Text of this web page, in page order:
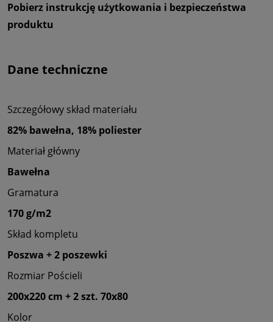
Pobierz instrukcję użytkowania i bezpieczeństwa
produktu
Dane techniczne
Szczegółowy skład materiału
82% bawełna, 18% poliester
Materiał główny
Bawełna
Gramatura
170 g/m2
Skład kompletu
Poszwa + 2 poszewki
Rozmiar Pościeli
200x220 cm + 2 szt. 70x80
Kolor